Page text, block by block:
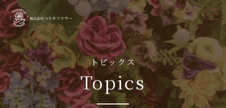
トピックス
Topics